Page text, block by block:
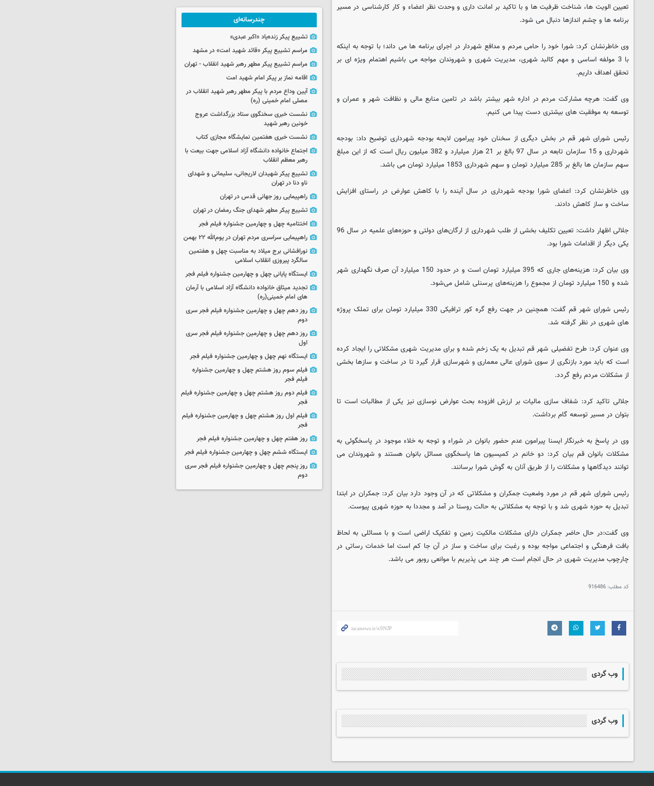
تعیین الویت ها، شناخت ظرفیت ها و با تاکید بر امانت داری و وحدت نظر اعضاء و کار کارشناسی در مسیر
برنامه ها و چشم اندازها دنبال می شود.
وی خاطرنشان کرد: شورا خود را حامی مردم و مدافع شهردار در اجرای برنامه ها می داند؛ با توجه به اینکه
با 3 مولفه اساسی و مهم کالبد شهری، مدیریت شهری و شهروندان مواجه می باشیم اهتمام ویژه ای بر
تحقق اهداف داریم.
وی گفت: هرچه مشارکت مردم در اداره شهر بیشتر باشد در تامین منابع مالی و نظافت شهر و عمران و
توسعه به موفقیت های بیشتری دست پیدا می کنیم.
رئیس شورای شهر قم در بخش دیگری از سخنان خود پیرامون لایحه بودجه شهرداری توضیح داد: بودجه
شهرداری و 15 سازمان تابعه در سال 97 بالغ بر 21 هزار میلیارد و 382 میلیون ریال است که از این مبلغ
سهم سازمان ها بالغ بر 285 میلیارد تومان و سهم شهرداری 1853 میلیارد تومان می باشد.
وی خاطرنشان کرد: اعضای شورا بودجه شهرداری در سال آینده را با کاهش عوارض در راستای افزایش
ساخت و ساز کاهش دادند.
جلالی اظهار داشت: تعیین تکلیف بخشی از طلب شهرداری از ارگان‌های دولتی و حوزه‌های علمیه در سال 96
یکی دیگر از اقدامات شورا بود.
وی بیان کرد: هزینه‌های جاری که 395 میلیارد تومان است و در حدود 150 میلیارد آن صرف نگهداری شهر
شده و 150 میلیارد تومان از مجموع را هزینه‌های پرسنلی شامل می‌شود.
رئیس شورای شهر قم گفت: همچنین در جهت رفع گره کور ترافیکی 330 میلیارد تومان برای تملک پروژه
های شهری در نظر گرفته شد.
وی عنوان کرد: طرح تفضیلی شهر قم تبدیل به یک زخم شده و برای مدیریت شهری مشکلاتی را ایجاد کرده
است که باید مورد بازنگری از سوی شورای عالی معماری و شهرسازی قرار گیرد تا در ساخت و سازها بخشی
از مشکلات مردم رفع گردد.
جلالی تاکید کرد: شفاف سازی مالیات بر ارزش افزوده بحث عوارض نوسازی نیز یکی از مطالبات است تا
بتوان در مسیر توسعه گام برداشت.
وی در پاسخ به خبرنگار ایسنا پیرامون عدم حضور بانوان در شوراء و توجه به خلاء موجود در پاسخگوئی به
مشکلات بانوان قم بیان کرد: دو خانم در کمیسیون ها پاسخگوی مسائل بانوان هستند و شهروندان می
توانند دیدگاهها و مشکلات را از طریق آنان به گوش شورا برسانند.
رئیس شورای شهر قم در مورد وضعیت جمکران و مشکلاتی که در آن وجود دارد بیان کرد: جمکران در ابتدا
تبدیل به حوزه شهری شد و با توجه به مشکلاتی به حالت روستا در آمد و مجددا به حوزه شهری پیوست.
وی گفت:در حال حاضر جمکران دارای مشکلات مالکیت زمین و تفکیک اراضی است و با مسائلی به لحاظ
بافت فرهنگی و اجتماعی مواجه بوده و رغبت برای ساخت و ساز در آن جا کم است اما خدمات رساتی در
چارچوب مدیریت شهری در حال انجام است هر چند می پذیریم با موانعی روبور می باشد.
کد مطلب: 916486
وب گردی
وب گردی
چندرسانه‌ای
تشییع پیکر زنده‌یاد «اکبر عبدی»
مراسم تشییع پیکر «قائد شهید امت» در مشهد
مراسم تشییع پیکر مطهر رهبر شهید انقلاب - تهران
اقامه نماز بر پیکر امام شهید امت
آیین وداع مردم با پیکر مطهر رهبر شهید انقلاب در
مصلی امام خمینی (ره)
نشست خبری سخنگوی ستاد بزرگداشت عروج
خونین رهبر شهید
نشست خبری هفتمین نمایشگاه مجازی کتاب
اجتماع خانواده دانشگاه آزاد اسلامی جهت بیعت با
رهبر معظم انقلاب
تشییع پیکر شهیدان لاریجانی، سلیمانی و شهدای
ناو دنا در تهران
راهپیمایی روز جهانی قدس در تهران
تشییع پیکر مطهر شهدای جنگ رمضان در تهران
اختتامیه چهل و چهارمین جشنواره فیلم فجر
راهپیمایی سراسری مردم تهران در یوم‌الله ۲۲ بهمن
نورافشانی برج میلاد به مناسبت چهل‌ و هفتمین
سالگرد پیروزی انقلاب اسلامی
ایستگاه پایانی چهل و چهارمین جشنواره فیلم فجر
تجدید میثاق خانواده دانشگاه آزاد اسلامی با آرمان
های امام خمینی(ره)
روز دهم چهل و چهارمین جشنواره فیلم فجر سری
دوم
روز دهم چهل و چهارمین جشنواره فیلم فجر سری
اول
ایستگاه نهم چهل و چهارمین جشنواره فیلم فجر
فیلم سوم روز هشتم چهل و چهارمین جشنواره
فیلم فجر
فیلم دوم روز هشتم چهل و چهارمین جشنواره فیلم
فجر
فیلم اول روز هشتم چهل و چهارمین جشنواره فیلم
فجر
روز هفتم چهل و چهارمین جشنواره فیلم فجر
ایستگاه ششم چهل و چهارمین جشنواره فیلم فجر
روز پنجم چهل و چهارمین جشنواره فیلم فجر سری
دوم